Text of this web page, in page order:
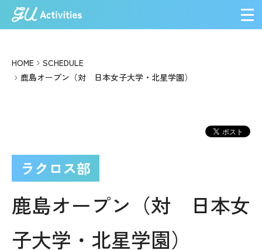
メ
HOME
SCHEDULE
鹿島オープン（対 日本女子大学・北星学園）
ラクロス部
鹿島オープン（対 日本女
子大学・北星学園）